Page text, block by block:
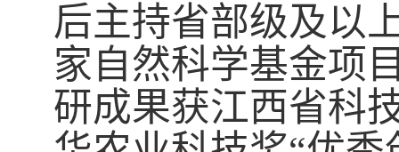
后主持省部级及以
家自然科学基金项
研成果获江西省科